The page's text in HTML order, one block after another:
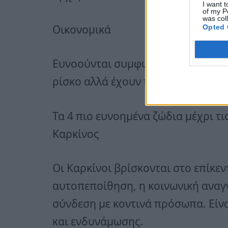
I want
of my
was
Opted
Οικονομικά
Ευνοούνται συμφωνίες,
ρίσκο αλλά έχουν προοπτική
Τα 4 πιο ευνοημένα ζώδια μέχρι
Καρκίνος
Οι Καρκίνοι βρίσκονται στο
αυτοπεποίθηση, η κοινωνική
σύνδεση με κοντινά πρόσωπα.
και ενδυνάμωσης.